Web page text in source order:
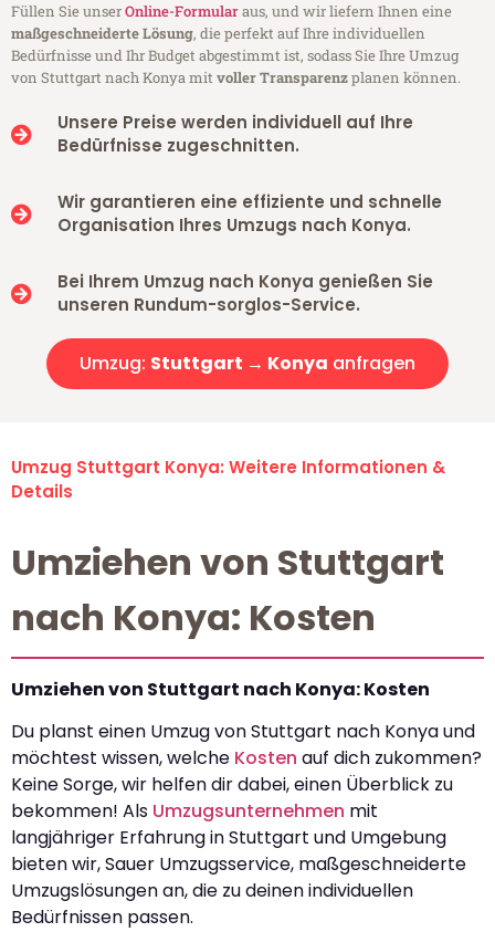
Füllen Sie unserOnline-Formularaus, und wir liefern Ihnen eine
maßgeschneiderte Lösung, die perfekt auf Ihre individuellen
Bedürfnisse und Ihr Budget abgestimmt ist, sodass Sie Ihre Umzug
von Stuttgart nach Konya mitvoller Transparenzplanen können.
Unsere Preise werden individuell auf Ihre
Bedürfnisse zugeschnitten.
Wir garantieren eine effiziente und schnelle
Organisation Ihres Umzugs nach Konya.
Bei Ihrem Umzug nach Konya genießen Sie
unseren Rundum-sorglos-Service.
Umzug: Stuttgart → Konya anfragen
Umzug Stuttgart Konya: Weitere Informationen &
Details
Umziehen von Stuttgart
nach Konya: Kosten
Umziehen von Stuttgart nach Konya: Kosten
Du planst einen Umzug von Stuttgart nach Konya und
möchtest wissen, welche Kosten auf dich zukommen?
Keine Sorge, wir helfen dir dabei, einen Überblick zu
bekommen! Als Umzugsunternehmen mit
langjähriger Erfahrung in Stuttgart und Umgebung
bieten wir, Sauer Umzugsservice, maßgeschneiderte
Umzugslösungen an, die zu deinen individuellen
Bedürfnissen passen.